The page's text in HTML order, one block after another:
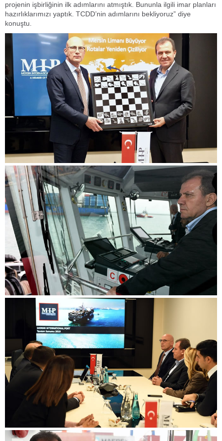
projenin işbirliğinin ilk adımlarını atmıştık. Bununla ilgili imar planları
hazırlıklarımızı yaptık. TCDD’nin adımlarını bekliyoruz” diye
konuştu.